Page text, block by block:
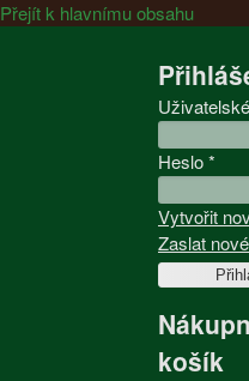
Přejít k hlavnímu obsahu
Heslo*
Vytvořit
Zaslat
košík